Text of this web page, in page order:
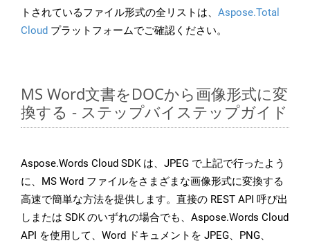
トされているファイル形式の全リストは、 Aspose.Total
Cloud プラットフォームでご確認ください。
MS Word文書をDOCから画像形式に変
換する - ステップバイステップガイド
Aspose.Words Cloud SDK は、JPEG で上記で行ったよう
に、MS Word ファイルをさまざまな画像形式に変換する
高速で簡単な方法を提供します。直接の REST API 呼び出
しまたは SDK のいずれの場合でも、Aspose.Words Cloud
API を使用して、Word ドキュメントを JPEG、PNG、